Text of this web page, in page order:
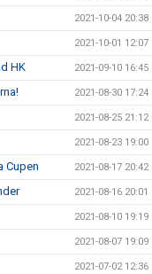
2021-10-04 20:38
2021-10-01 12:07
HK 2021-09-10 16:45
2021-08-30 17:24
2021-08-25 21:12
2021-08-23 19:00
Cupen 2021-08-17 20:42
2021-08-16 20:01
2021-08-10 19:19
2021-08-07 19:09
2021-07-02 12:36